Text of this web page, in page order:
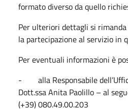
formato diverso da quello
Per ulteriori dettagli si rimanda
la partecipazione al servizio in
Per eventuali informazioni è
- alla Responsabile
Dott.ssa Anita Paolillo – al
(+39) 080.49.00.203